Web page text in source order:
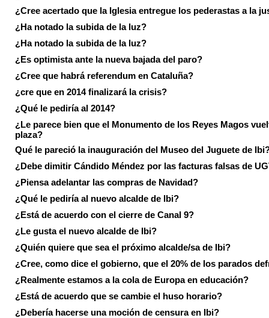
¿Cree acertado que la Iglesia entregue los pederastas a la
¿Ha notado la subida de la luz?
¿Ha notado la subida de la luz?
¿Es optimista ante la nueva bajada del paro?
¿Cree que habrá referendum en Cataluña?
¿cre que en 2014 finalizará la crisis?
¿Qué le pediría al 2014?
¿Le parece bien que el Monumento de los Reyes Magos
plaza?
Qué le pareció la inauguración del Museo del Juguete de
¿Debe dimitir Cándido Méndez por las facturas falsas de
¿Piensa adelantar las compras de Navidad?
¿Qué le pediría al nuevo alcalde de Ibi?
¿Está de acuerdo con el cierre de Canal 9?
¿Le gusta el nuevo alcalde de Ibi?
¿Quién quiere que sea el próximo alcalde/sa de Ibi?
¿Cree, como dice el gobierno, que el 20% de los parados
¿Realmente estamos a la cola de Europa en educación?
¿Está de acuerdo que se cambie el huso horario?
¿Debería hacerse una moción de censura en Ibi?